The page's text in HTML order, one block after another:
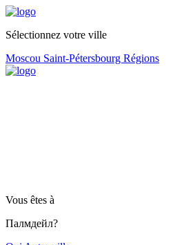
Sélectionnez votre ville
Moscou Saint-Pétersbourg Régions
Vous êtes à
Палмдейл?